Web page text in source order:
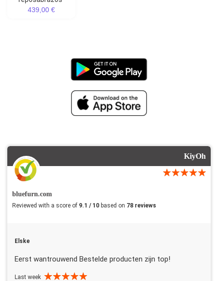
439,00 €
KiyOh
bluefurn.com
Reviewed with a score of 9.1 / 10 based on 78 reviews
Elske
Eerst wantrouwend Bestelde producten zijn top!
Last week